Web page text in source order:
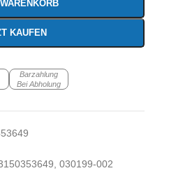
WARENKORB
KAUFEN
Barzahlung
Bei Abholung
030199-002